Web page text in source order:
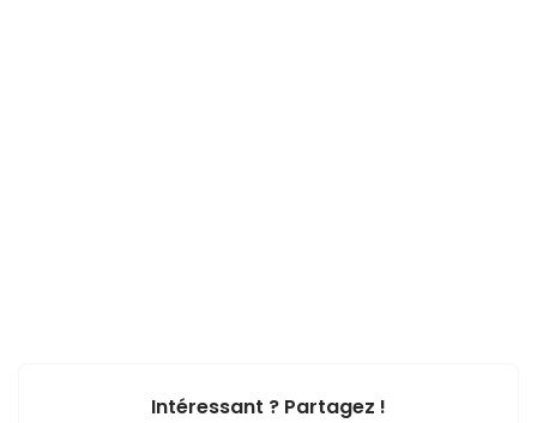
Intéressant ? Partagez !